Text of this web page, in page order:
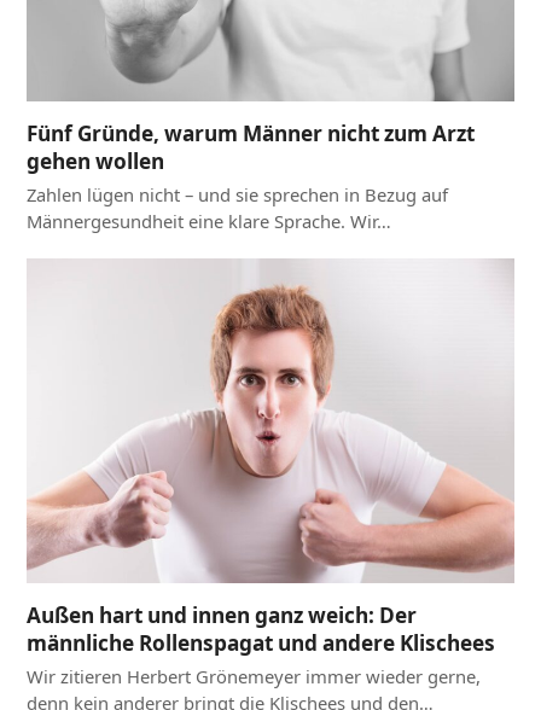
Fünf Gründe, warum Männer nicht zum Arzt
gehen wollen
Zahlen lügen nicht – und sie sprechen in Bezug auf
Männergesundheit eine klare Sprache. Wir…
Außen hart und innen ganz weich: Der
männliche Rollenspagat und andere Klischees
Wir zitieren Herbert Grönemeyer immer wieder gerne,
denn kein anderer bringt die Klischees und den…